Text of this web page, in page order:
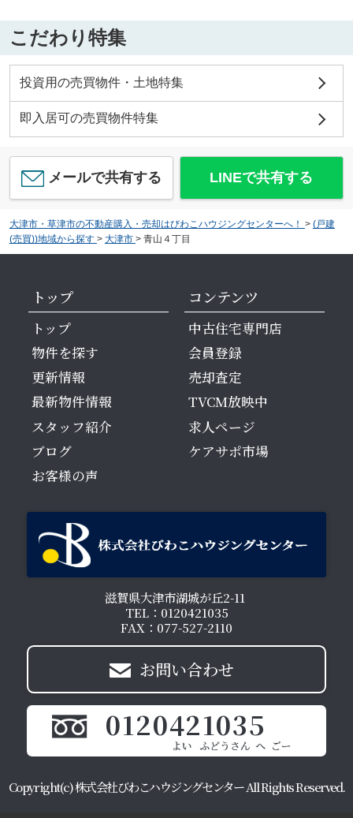
こだわり特集
投資用の売買物件・土地特集
即入居可の売買物件特集
メールで共有する LINEで共有する
大津市・草津市の不動産購入・売却はびわこハウジングセンターへ！ > (戸建
(売買))地域から探す > 大津市 > 青山４丁目
トップ
トップ
物件を探す
更新情報
最新物件情報
スタッフ紹介
ブログ
お客様の声
コンテンツ
中古住宅専門店
会員登録
売却査定
TVCM放映中
求人ページ
ケアサポ市場
滋賀県大津市湖城が丘2-11
TEL：0120421035
FAX：077-527-2110
お問い合わせ
0120421035
Copyright(c) 株式会社びわこハウジングセンター All Rights Reserved.